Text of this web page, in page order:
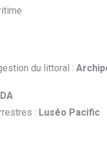
du littoral :
: Luséo Pacific